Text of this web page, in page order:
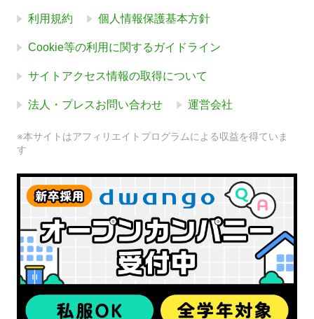
利用規約 個人情報保護基本方針
Cookie等の利用に関するガイドライン
サイトアクセス情報の取得について
法人・プレスお問い合わせ 運営会社
※本サイトはアフィリエイトプログラムによる収益を得ていま
す